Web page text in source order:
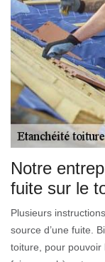
Notre
fuite sur le
Plusieurs
source d’une fuite.
toiture, pour pouvoir